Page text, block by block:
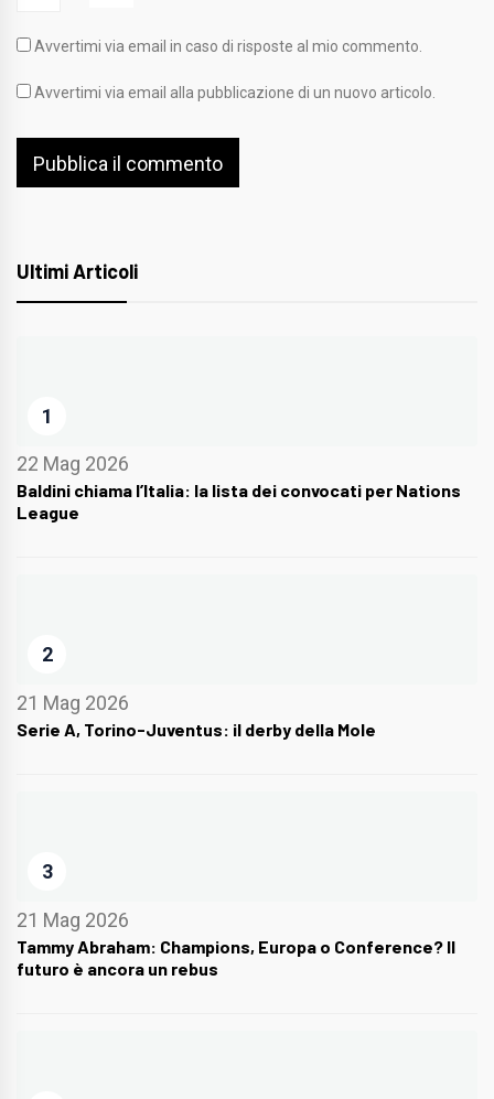
Avvertimi via email in caso di risposte al mio commento.
Avvertimi via email alla pubblicazione di un nuovo articolo.
Ultimi Articoli
1
22 Mag 2026
Baldini chiama l’Italia: la lista dei convocati per Nations
League
2
21 Mag 2026
Serie A, Torino-Juventus: il derby della Mole
3
21 Mag 2026
Tammy Abraham: Champions, Europa o Conference? Il
futuro è ancora un rebus